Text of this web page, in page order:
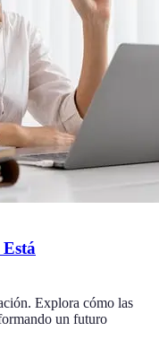
Explora cómo las
un futuro